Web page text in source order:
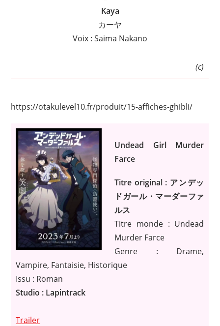
Kaya
カーヤ
Voix : Saima Nakano
(c)
https://otakulevel10.fr/produit/15-affiches-ghibli/
Undead Girl Murder
Farce
Titre original : アンデッ
ドガール・マーダーファ
ルス
Titre monde : Undead
Murder Farce
Genre : Drame,
Vampire, Fantaisie, Historique
Issu : Roman
Studio : Lapintrack
Trailer